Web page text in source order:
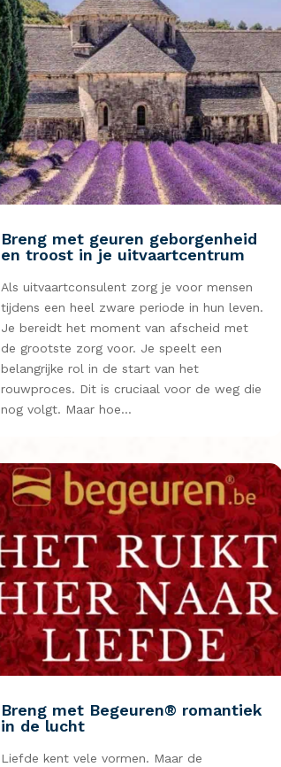
Breng met geuren geborgenheid
en troost in je uitvaartcentrum
Als uitvaartconsulent zorg je voor mensen
tijdens een heel zware periode in hun leven.
Je bereidt het moment van afscheid met
de grootste zorg voor. Je speelt een
belangrijke rol in de start van het
rouwproces. Dit is cruciaal voor de weg die
nog volgt. Maar hoe…
Breng met Begeuren® romantiek
in de lucht
Liefde kent vele vormen. Maar de